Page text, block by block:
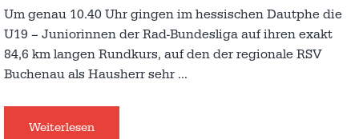
Um genau 10.40 Uhr gingen im hessischen Dautphe die
U19 – Juniorinnen der Rad-Bundesliga auf ihren exakt
84,6 km langen Rundkurs, auf den der regionale RSV
Buchenau als Hausherr sehr …
Weiterlesen